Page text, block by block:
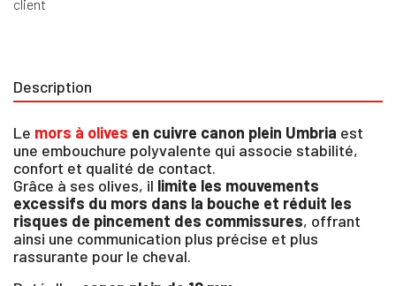
Description
Le mors à olives en cuivre canon plein Umbria est
une embouchure polyvalente qui associe stabilité,
confort et qualité de contact.
Grâce à ses olives, il limite les mouvements
excessifs du mors dans la bouche et réduit les
risques de pincement des commissures, offrant
ainsi une communication plus précise et plus
rassurante pour le cheval.